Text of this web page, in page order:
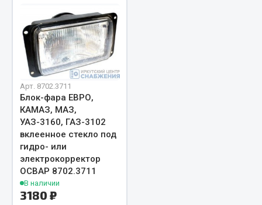
Выключатели и переключатели клавишные
Выключатели кнопочные
Выключатель массы
Изолента
Показать ещё
Весь раздел
Запчасти на полуприцепы
Амортизаторы для полуприцепов
Арт. 8702.3711
Блок-фара ЕВРО,
КАМАЗ, МАЗ,
УАЗ-3160, ГАЗ-3102
вклеенное стекло под
гидро- или
электрокорректор
ОСВАР 8702.3711
В наличии
3180 ₽